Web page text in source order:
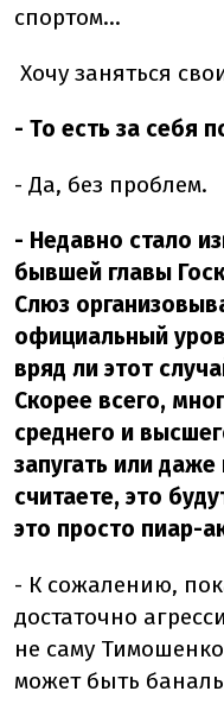
спортом...
Хочу заняться
- То есть за себя
- Да, без проблем.
- Недавно стало
бывшей главы
Слюз
официальный
вряд ли этот
Скорее всего,
среднего и
запугать или
считаете, это
это просто пиар-
- К сожалению,
достаточно
не саму
может быть